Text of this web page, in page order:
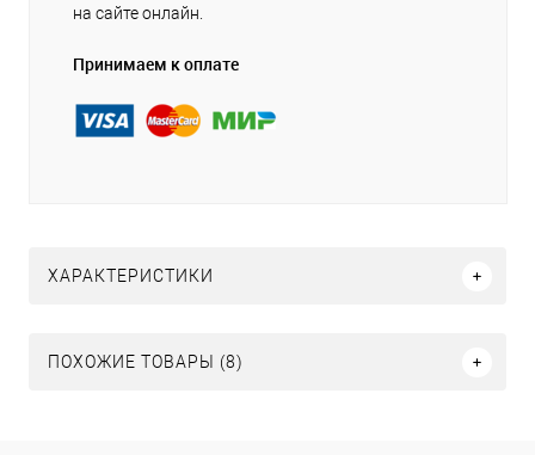
на сайте онлайн.
Принимаем к оплате
ХАРАКТЕРИСТИКИ
ПОХОЖИЕ ТОВАРЫ (8)